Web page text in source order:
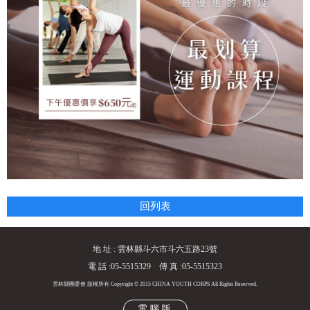
回列表
地 址 : 雲林縣斗六市斗六五路23號
電 話 :05-5515329 傳 真 :05-5515323
雲林縣團委會 版權所有 Copyright © 2015 CHINA YOUTH CORPS All Rights Reserved.